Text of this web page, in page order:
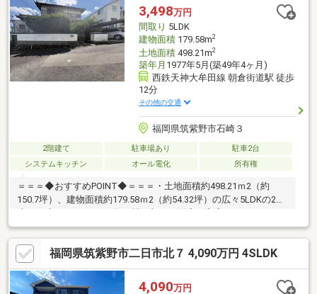
3,498万円
間取り 5LDK
建物面積179.58m2
土地面積498.21m2
築年月 1977年5月(築49年4ヶ月)
西鉄天神大牟田線 朝倉街道駅 徒歩
12分
その他の交通
福岡県筑紫野市石崎３
2階建て 駐車場あり
駐車2台
システムキッチン
オール電化 所有権
＝＝＝◆おすすめPOINT◆＝＝＝・土地面積約498.21ｍ2（約
150.7坪）、建物面積約179.58ｍ2（約54.32坪）の広々5LDKの2階
ぎや客間としても使いやすくなっております♪・押入・収納が多
く、季節物や日用品も整理しやすく、お部屋をすっきりと保てる
ことができます♪・洗面室、浴室、トイレがまとまり、毎日の家事
動線にも配慮されています♪・広縁付きで開放感のある空間で趣味
や読書スペースにも最適です♪・小学校は徒歩10分圏内と子育て
福岡県筑紫野市二日市北７ 4,090万円 4SLDK
4,090万円